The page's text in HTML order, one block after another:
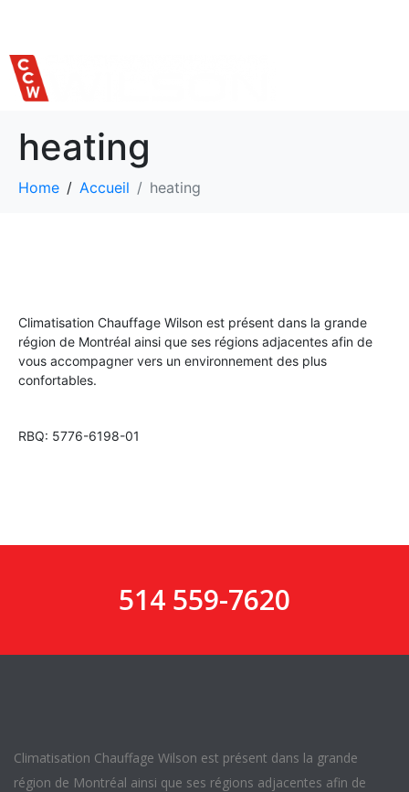
heating
Home Accueil heating
Climatisation Chauffage Wilson est présent dans la grande
région de Montréal ainsi que ses régions adjacentes afin de
vous accompagner vers un environnement des plus
confortables.
RBQ: 5776-6198-01
514 559-7620
Climatisation Chauffage Wilson est présent dans la grande
région de Montréal ainsi que ses régions adjacentes afin de